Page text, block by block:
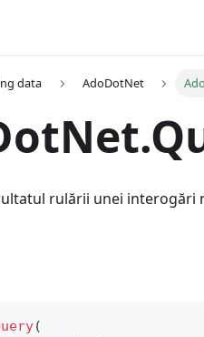
data AdoDotNet
rulării unei interogări
(